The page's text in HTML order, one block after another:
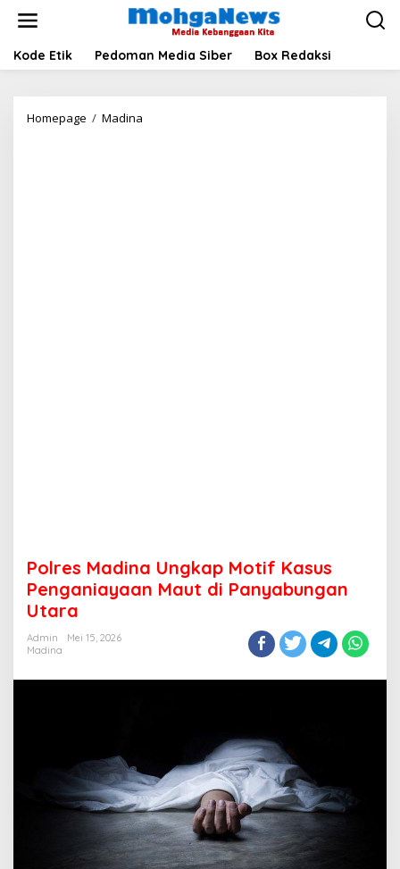
Kode Etik Pedoman Media Siber Box Redaksi
Homepage / Madina
Polres Madina Ungkap Motif Kasus
Penganiayaan Maut di Panyabungan
Utara
Admin
Mei 15, 2026
Madina